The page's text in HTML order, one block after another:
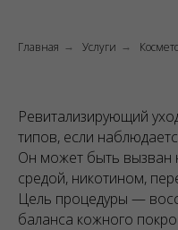
Главная → Услуги →
Ревитализирующий
типов, если
Он может быть вызван
средой, никотином,
Цель процедуры —
баланса кожного